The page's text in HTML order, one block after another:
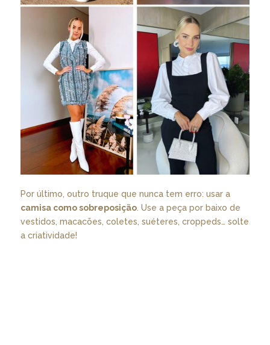
Por último, outro truque que nunca tem erro: usar a
camisa como sobreposição. Use a peça por baixo de
vestidos, macacões, coletes, suéteres, croppeds… solte
a criatividade!